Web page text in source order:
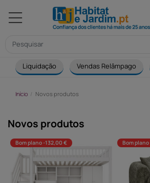
Liquidação Vendas Relâmpago
Início Novos produtos
Novos produtos
Bom plano -132,00 € Bom